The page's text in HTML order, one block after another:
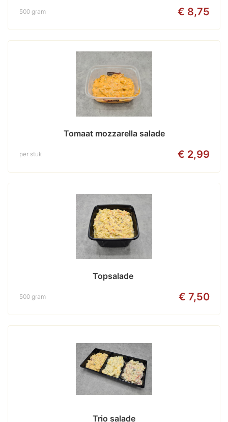
€ 8,75
500 gram
Tomaat mozzarella salade
€ 2,99
per stuk
Topsalade
€ 7,50
500 gram
Trio salade